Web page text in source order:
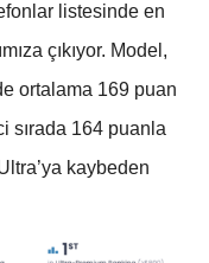
listesinde en
çıkıyor. Model,
ortalama 169 puan
sırada 164 puanla
kaybeden